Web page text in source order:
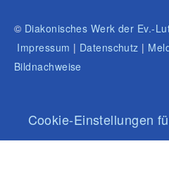
© Diakonisches Werk der Ev.-
Impressum | Datenschutz |
Bildnachweise
Cookie-Einstellungen